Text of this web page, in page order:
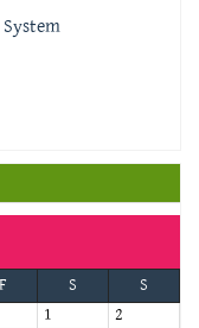
F S
S
1
2